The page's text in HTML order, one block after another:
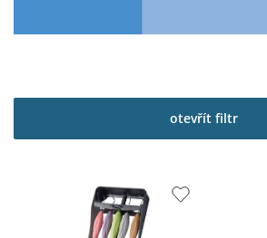
otevřít filtr